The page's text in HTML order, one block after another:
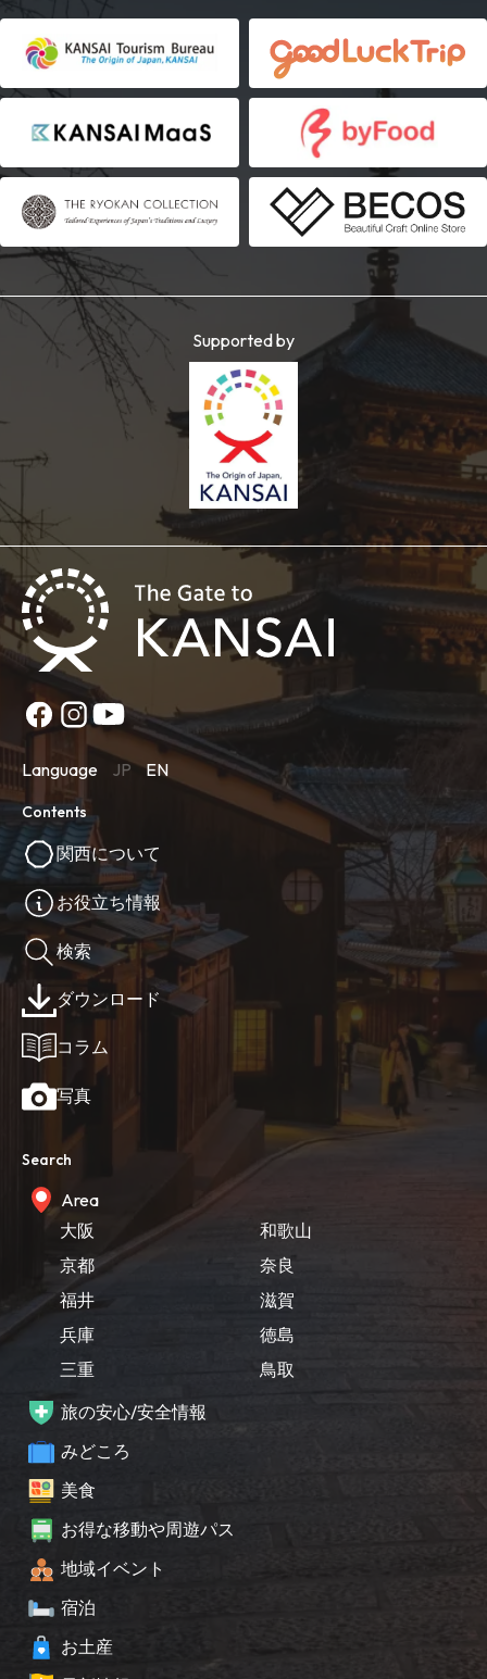
Supported by
Language JP EN
Contents
関西について
お役立ち情報
検索
ダウンロード
コラム
写真
Search
Area
大阪
京都
福井
兵庫
三重
和歌山
奈良
滋賀
徳島
鳥取
旅の安心/安全情報
みどころ
美食
お得な移動や周遊パス
地域イベント
宿泊
お土産